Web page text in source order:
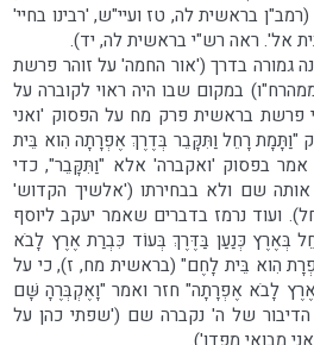
בראשית לה, טז ועיי"ש, 'רבינו בחיי'
אל'. ראה רש"י בראשית לה, יד).
גמורה בדרך ('אור החמה' על זוהר פרשת
במקום שבו היה ראוי לקוברה על
פרשת בראשית פרק מח על הפסוק 'ואני
"וַתָּמָת רָחֵל וַתִּקָּבֵר בְּדֶרֶךְ אֶפְרָתָה הִוא בֵּית
בפסוק 'ואקברה' אלא "וַתִּקָּבֵר", כדי
שם ולא בבחירתו ('אלשיך הקדוש'
ועוד נרמז בדברים שאמר יעקב ליוסף
בְּאֶרֶץ כְּנַעַן בַּדֶּרֶךְ בְּעוֹד כִּבְרַת אֶרֶץ לָבֹא
הִוא בֵּית לָחֶם" (בראשית מח, ז), כי על
לָבֹא אֶפְרָתָה" חזר ואמר "וָאֶקְבְּרֶהָ שָּׁם
של ה' נקברה שם ('שפתי כהן על